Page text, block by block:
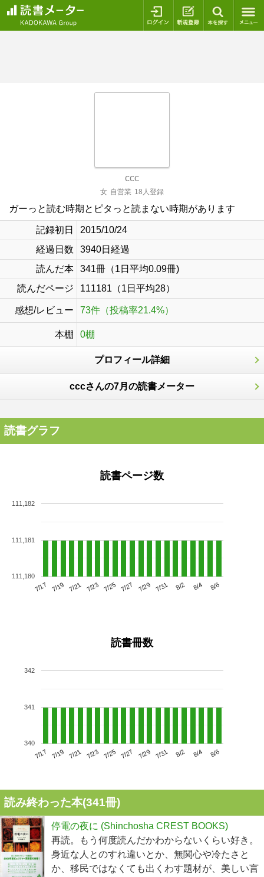
ログイン 新規登録
ccc
女 自営業 18人登録
ガーっと読む時期とピタっと読まない時期があります
記録初日
2015/10/24
経過日数
3940日経過
読んだ本
341冊（1日平均0.09冊)
読んだページ
111181（1日平均28）
感想/レビュー 73件（投稿率21.4%）
本棚 0棚
プロフィール詳細
cccさんの7月の読書メーター
読書グラフ
読書ページ数
7/17 7/19 7/21 7/23 7/25 7/27 7/29 7/31 8/2 8/4 8/6
111,180
111,181
111,182
読書冊数
7/17 7/19 7/21 7/23 7/25 7/27 7/29 7/31 8/2 8/4 8/6
340
341
342
読み終わった本(341冊)
停電の夜に (Shinchosha CREST BOOKS)
再読。もう何度読んだかわからないくらい好き。
身近な人とのすれ違いとか、無関心や冷たさと
か、移民ではなくても出くわす題材が、美しい言